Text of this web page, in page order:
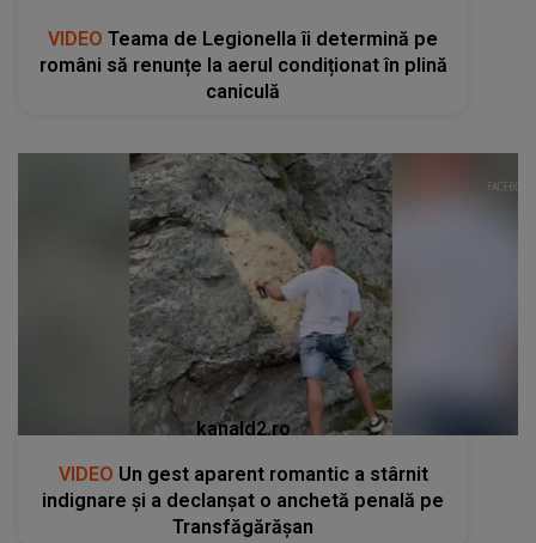
VIDEO Teama de Legionella îi determină pe
români să renunțe la aerul condiționat în plină
caniculă
kanald2.ro
VIDEO Un gest aparent romantic a stârnit
indignare și a declanșat o anchetă penală pe
Transfăgărășan